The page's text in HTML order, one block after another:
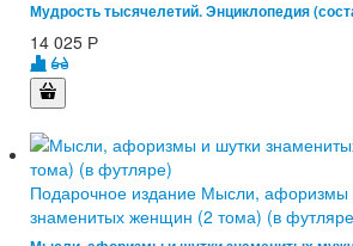
Мудрость тысячелетий. Энциклопедия
14 025 Р
Подарочное издание Мысли,
знаменитых женщин (2 тома) (в